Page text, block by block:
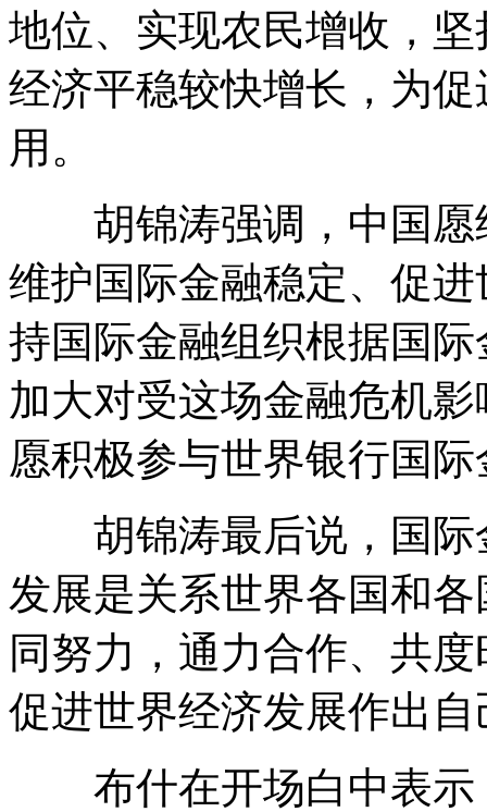
地位、实现农民增收，
经济平稳较快增长，为
用。
胡锦涛强调，中国愿
维护国际金融稳定、促
持国际金融组织根据国
加大对受这场金融危机
愿积极参与世界银行国
胡锦涛最后说，国际
发展是关系世界各国和
同努力，通力合作、共
促进世界经济发展作出
布什在开场白中表示